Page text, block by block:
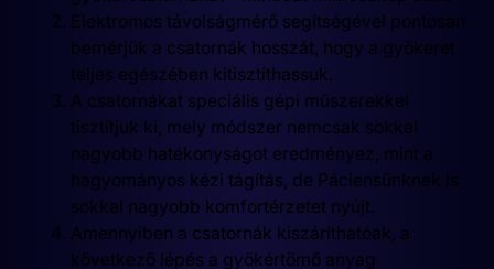
Elektromos távolságmérő segítségével pontosan
bemérjük a csatornák hosszát, hogy a gyökeret
teljes egészében kitisztíthassuk.
A csatornákat speciális gépi műszerekkel
tisztítjuk ki, mely módszer nemcsak sokkal
nagyobb hatékonyságot eredményez, mint a
hagyományos kézi tágítás, de Páciensünknek is
sokkal nagyobb komfortérzetet nyújt.
Amennyiben a csatornák kiszáríthatóak, a
következő lépés a gyökértömő anyag